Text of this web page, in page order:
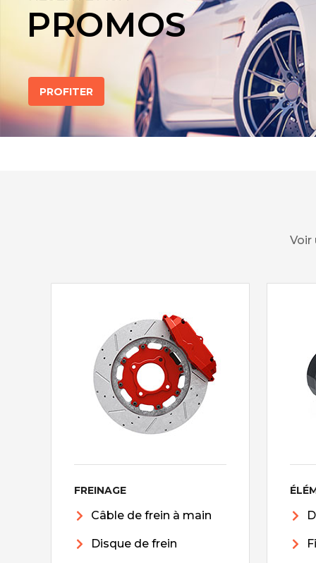
PROMOS
PROFITER
Voir
FREINAGE
Câble de frein à main
Disque de frein